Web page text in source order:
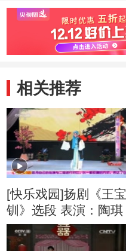
相关推荐
[快乐戏园]扬剧《王宝
钏》选段 表演：陶琪